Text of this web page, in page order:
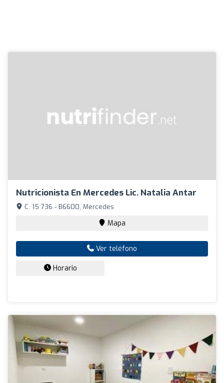
Nutricionista En Mercedes Lic. Natalia Antar
C. 15 736 - B6600, Mercedes
Mapa
Ver teléfono
Horario